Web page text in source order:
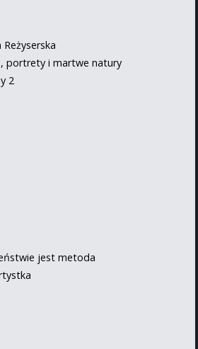
portrety i martwe natury
2
jest metoda